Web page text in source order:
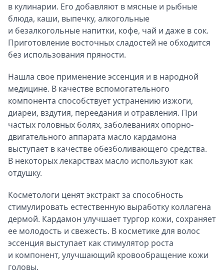
в кулинарии. Его добавляют в мясные и рыбные
блюда, каши, выпечку, алкогольные
и безалкогольные напитки, кофе, чай и даже в сок.
Приготовление восточных сладостей не обходится
без использования пряности.
Нашла свое применение эссенция и в народной
медицине. В качестве вспомогательного
компонента способствует устранению изжоги,
диареи, вздутия, переедания и отравления. При
частых головных болях, заболеваниях опорно-
двигательного аппарата масло кардамона
выступает в качестве обезболивающего средства.
В некоторых лекарствах масло используют как
отдушку.
Косметологи ценят экстракт за способность
стимулировать естественную выработку коллагена
дермой. Кардамон улучшает тургор кожи, сохраняет
ее молодость и свежесть. В косметике для волос
эссенция выступает как стимулятор роста
и компонент, улучшающий кровообращение кожи
головы.